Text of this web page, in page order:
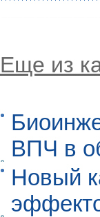
Еще из
ВПЧ в
Новый